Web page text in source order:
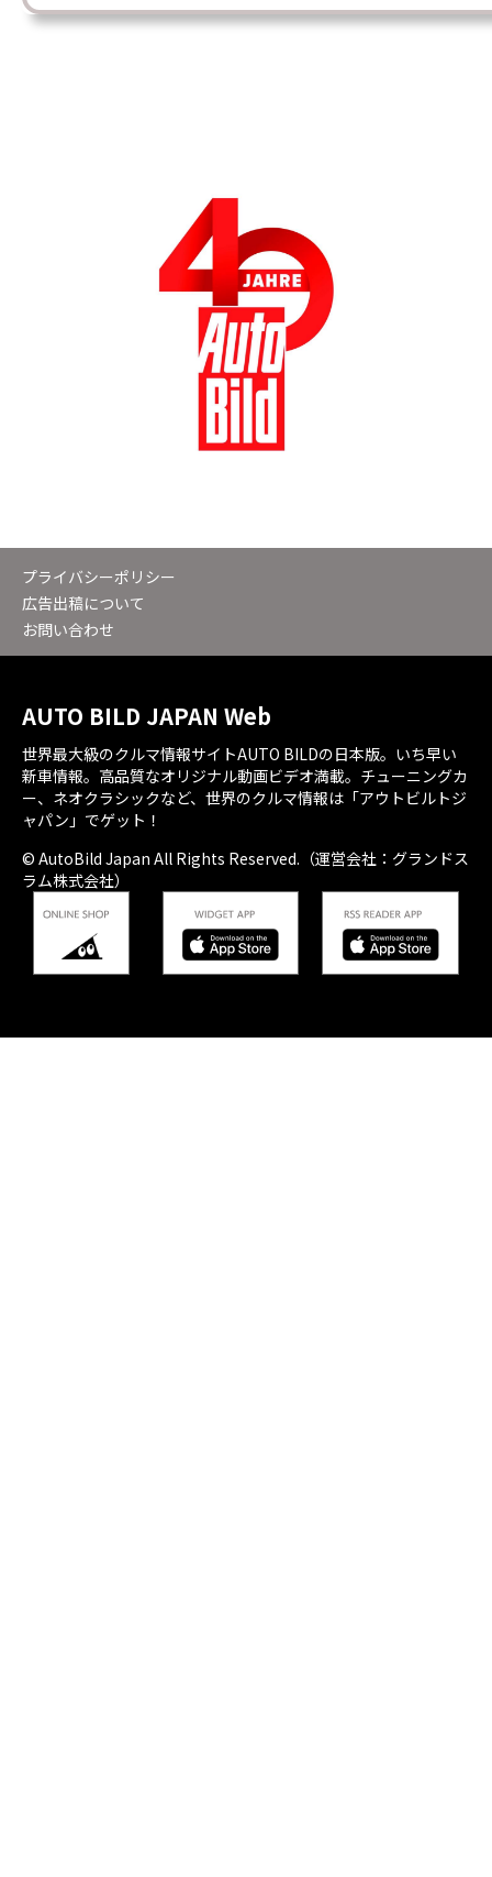
プライバシーポリシー
広告出稿について
お問い合わせ
AUTO BILD JAPAN Web
世界最大級のクルマ情報サイトAUTO BILDの日本版。いち早い
新車情報。高品質なオリジナル動画ビデオ満載。チューニングカ
ー、ネオクラシックなど、世界のクルマ情報は「アウトビルトジ
ャパン」でゲット！
© AutoBild Japan All Rights Reserved.（運営会社：グランドス
ラム株式会社）